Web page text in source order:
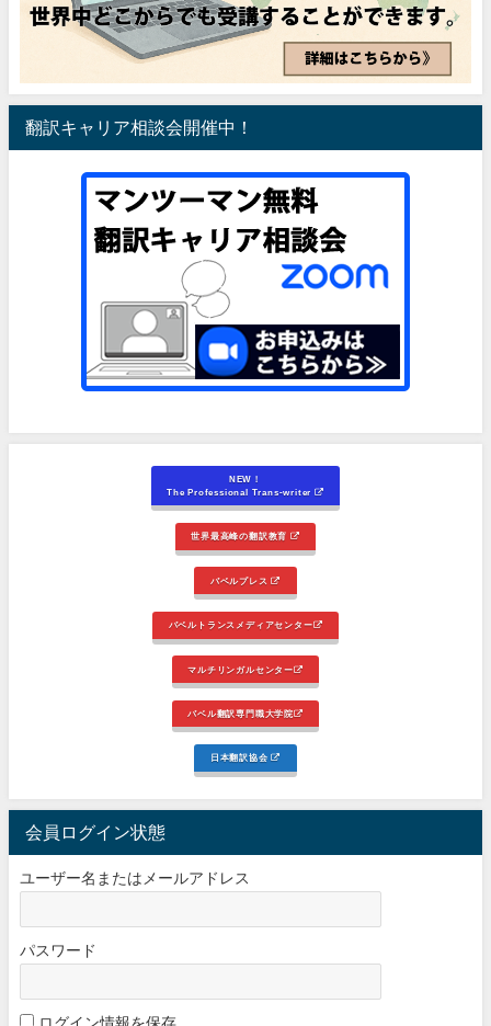
翻訳キャリア相談会開催中！
NEW！
The Professional Trans-writer
世界最高峰の翻訳教育
バベルプレス
バベルトランスメディアセンター
マルチリンガルセンター
バベル翻訳専門職大学院
日本翻訳協会
会員ログイン状態
ユーザー名またはメールアドレス
パスワード
ログイン情報を保存